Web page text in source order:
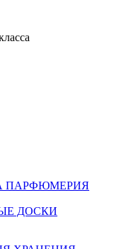
ПАРФЮМЕРИЯ
ДОСКИ